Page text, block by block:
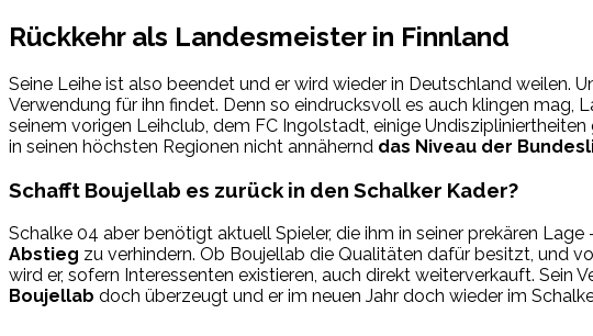
Rückkehr als Landesmeister in Finnland
Seine Leihe ist also beendet und er wird wieder in Deutschland weilen.
Verwendung für ihn findet. Denn so eindrucksvoll es auch klingen mag,
seinem vorigen Leihclub, dem FC Ingolstadt, einige
in seinen höchsten Regionen nicht annähernd das Niveau der
Schafft Boujellab es zurück in den Schalker Kader?
Schalke 04 aber benötigt aktuell Spieler, die ihm in seiner prekären
Abstieg zu verhindern. Ob Boujellab die Qualitäten dafür besitzt, und
wird er, sofern Interessenten existieren, auch direkt weiterverkauft.
Boujellab doch überzeugt und er im neuen Jahr doch wieder im